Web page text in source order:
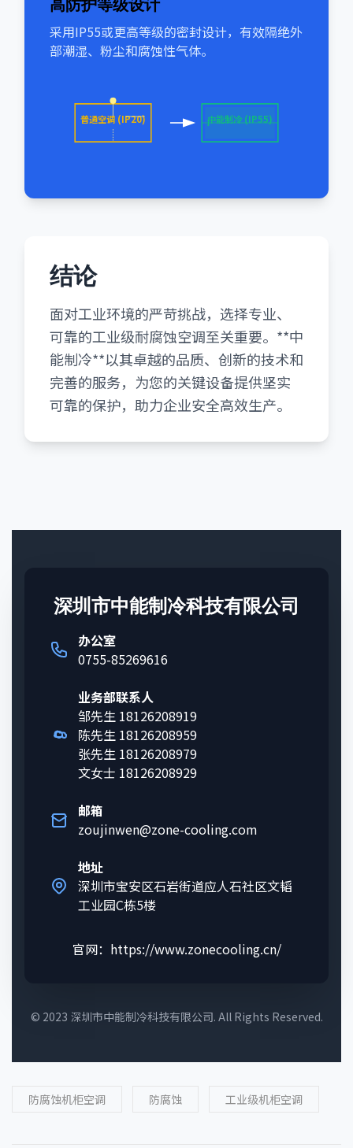
高防护等级设计
采用IP55或更高等级的密封设计，有效隔绝外
部潮湿、粉尘和腐蚀性气体。
普通空调 (IP20) 中能制冷 (IP55)
结论
面对工业环境的严苛挑战，选择专业、
可靠的工业级耐腐蚀空调至关重要。**中
能制冷**以其卓越的品质、创新的技术和
完善的服务，为您的关键设备提供坚实
可靠的保护，助力企业安全高效生产。
深圳市中能制冷科技有限公司
办公室
0755-85269616
业务部联系人
邹先生 18126208919
陈先生 18126208959
张先生 18126208979
文女士 18126208929
邮箱
zoujinwen@zone-cooling.com
地址
深圳市宝安区石岩街道应人石社区文韬
工业园C栋5楼
官网：https://www.zonecooling.cn/
© 2023 深圳市中能制冷科技有限公司. All Rights Reserved.
防腐蚀机柜空调 防腐蚀 工业级机柜空调